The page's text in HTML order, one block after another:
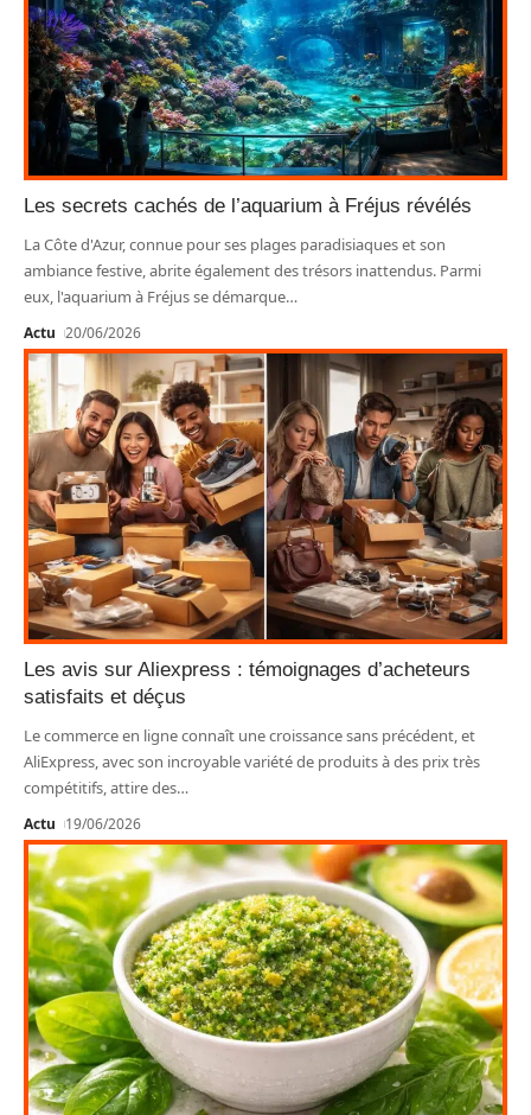
Les secrets cachés de l’aquarium à Fréjus révélés
La Côte d'Azur, connue pour ses plages paradisiaques et son
ambiance festive, abrite également des trésors inattendus. Parmi
eux, l'aquarium à Fréjus se démarque…
Actu 20/06/2026
Les avis sur Aliexpress : témoignages d’acheteurs
satisfaits et déçus
Le commerce en ligne connaît une croissance sans précédent, et
AliExpress, avec son incroyable variété de produits à des prix très
compétitifs, attire des…
Actu 19/06/2026